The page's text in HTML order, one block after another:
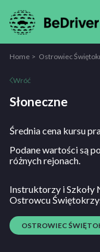
Home Ostrowiec
Wróć
Słoneczne
Średnia cena kursu
Podane wartości są
różnych rejonach.
Instruktorzy i Szkoły
Ostrowcu
OSTROWIEC